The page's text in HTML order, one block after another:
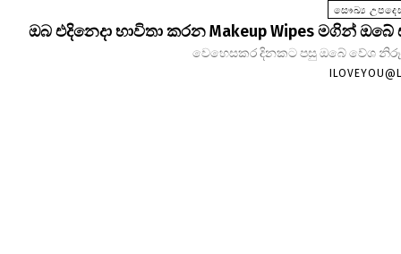
සෞඛ්‍ය
ඔබ එදිනෙදා භාවිතා කරන Makeup Wipes මගින්
වෙහෙසකර දිනකට පසු ඔබේ වේශ